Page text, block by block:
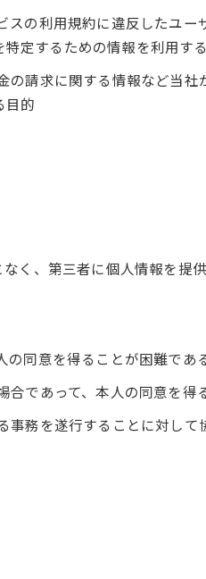
の利用規約に違反したユ
定するための情報を利用す
請求に関する情報など当
目的
く、第三者に個人情報を提
同意を得ることが困難であ
であって、本人の同意を得
務を遂行することに対し